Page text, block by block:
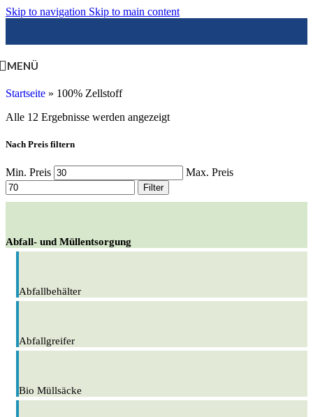
Skip to navigation Skip to main content
MENÜ
Startseite » 100% Zellstoff
Alle 12 Ergebnisse werden angezeigt
Nach Preis filtern
Min. Preis Max. Preis
Filter
Abfall- und Müllentsorgung
Abfallbehälter
Abfallgreifer
Bio Müllsäcke